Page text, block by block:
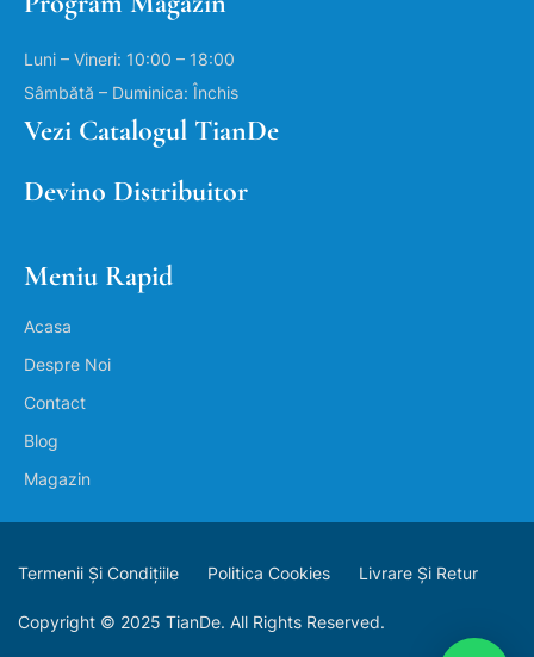
Luni – Vineri: 10:00 – 18:00
Sâmbătă – Duminica: Închis
Vezi Catalogul TianDe
Devino Distribuitor
Meniu Rapid
Acasa
Despre Noi
Contact
Blog
Magazin
Copyright © 2025 TianDe. All Rights Reserved.
Termenii Și Condițiile Politica Cookies Livrare Și Retur